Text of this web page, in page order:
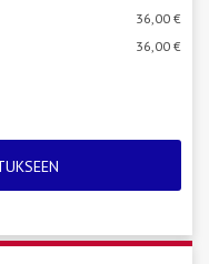
36,00 €
36,00 €